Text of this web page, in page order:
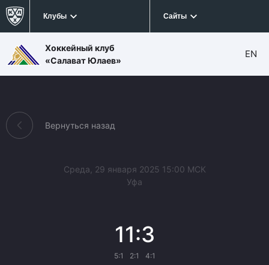
Клубы Сайты
Хоккейный клуб
«Салават Юлаев»
EN
Вернуться назад
Среда, 29 января 2025 15:00 МСК
Уфа
11:3
5:1 2:1 4:1